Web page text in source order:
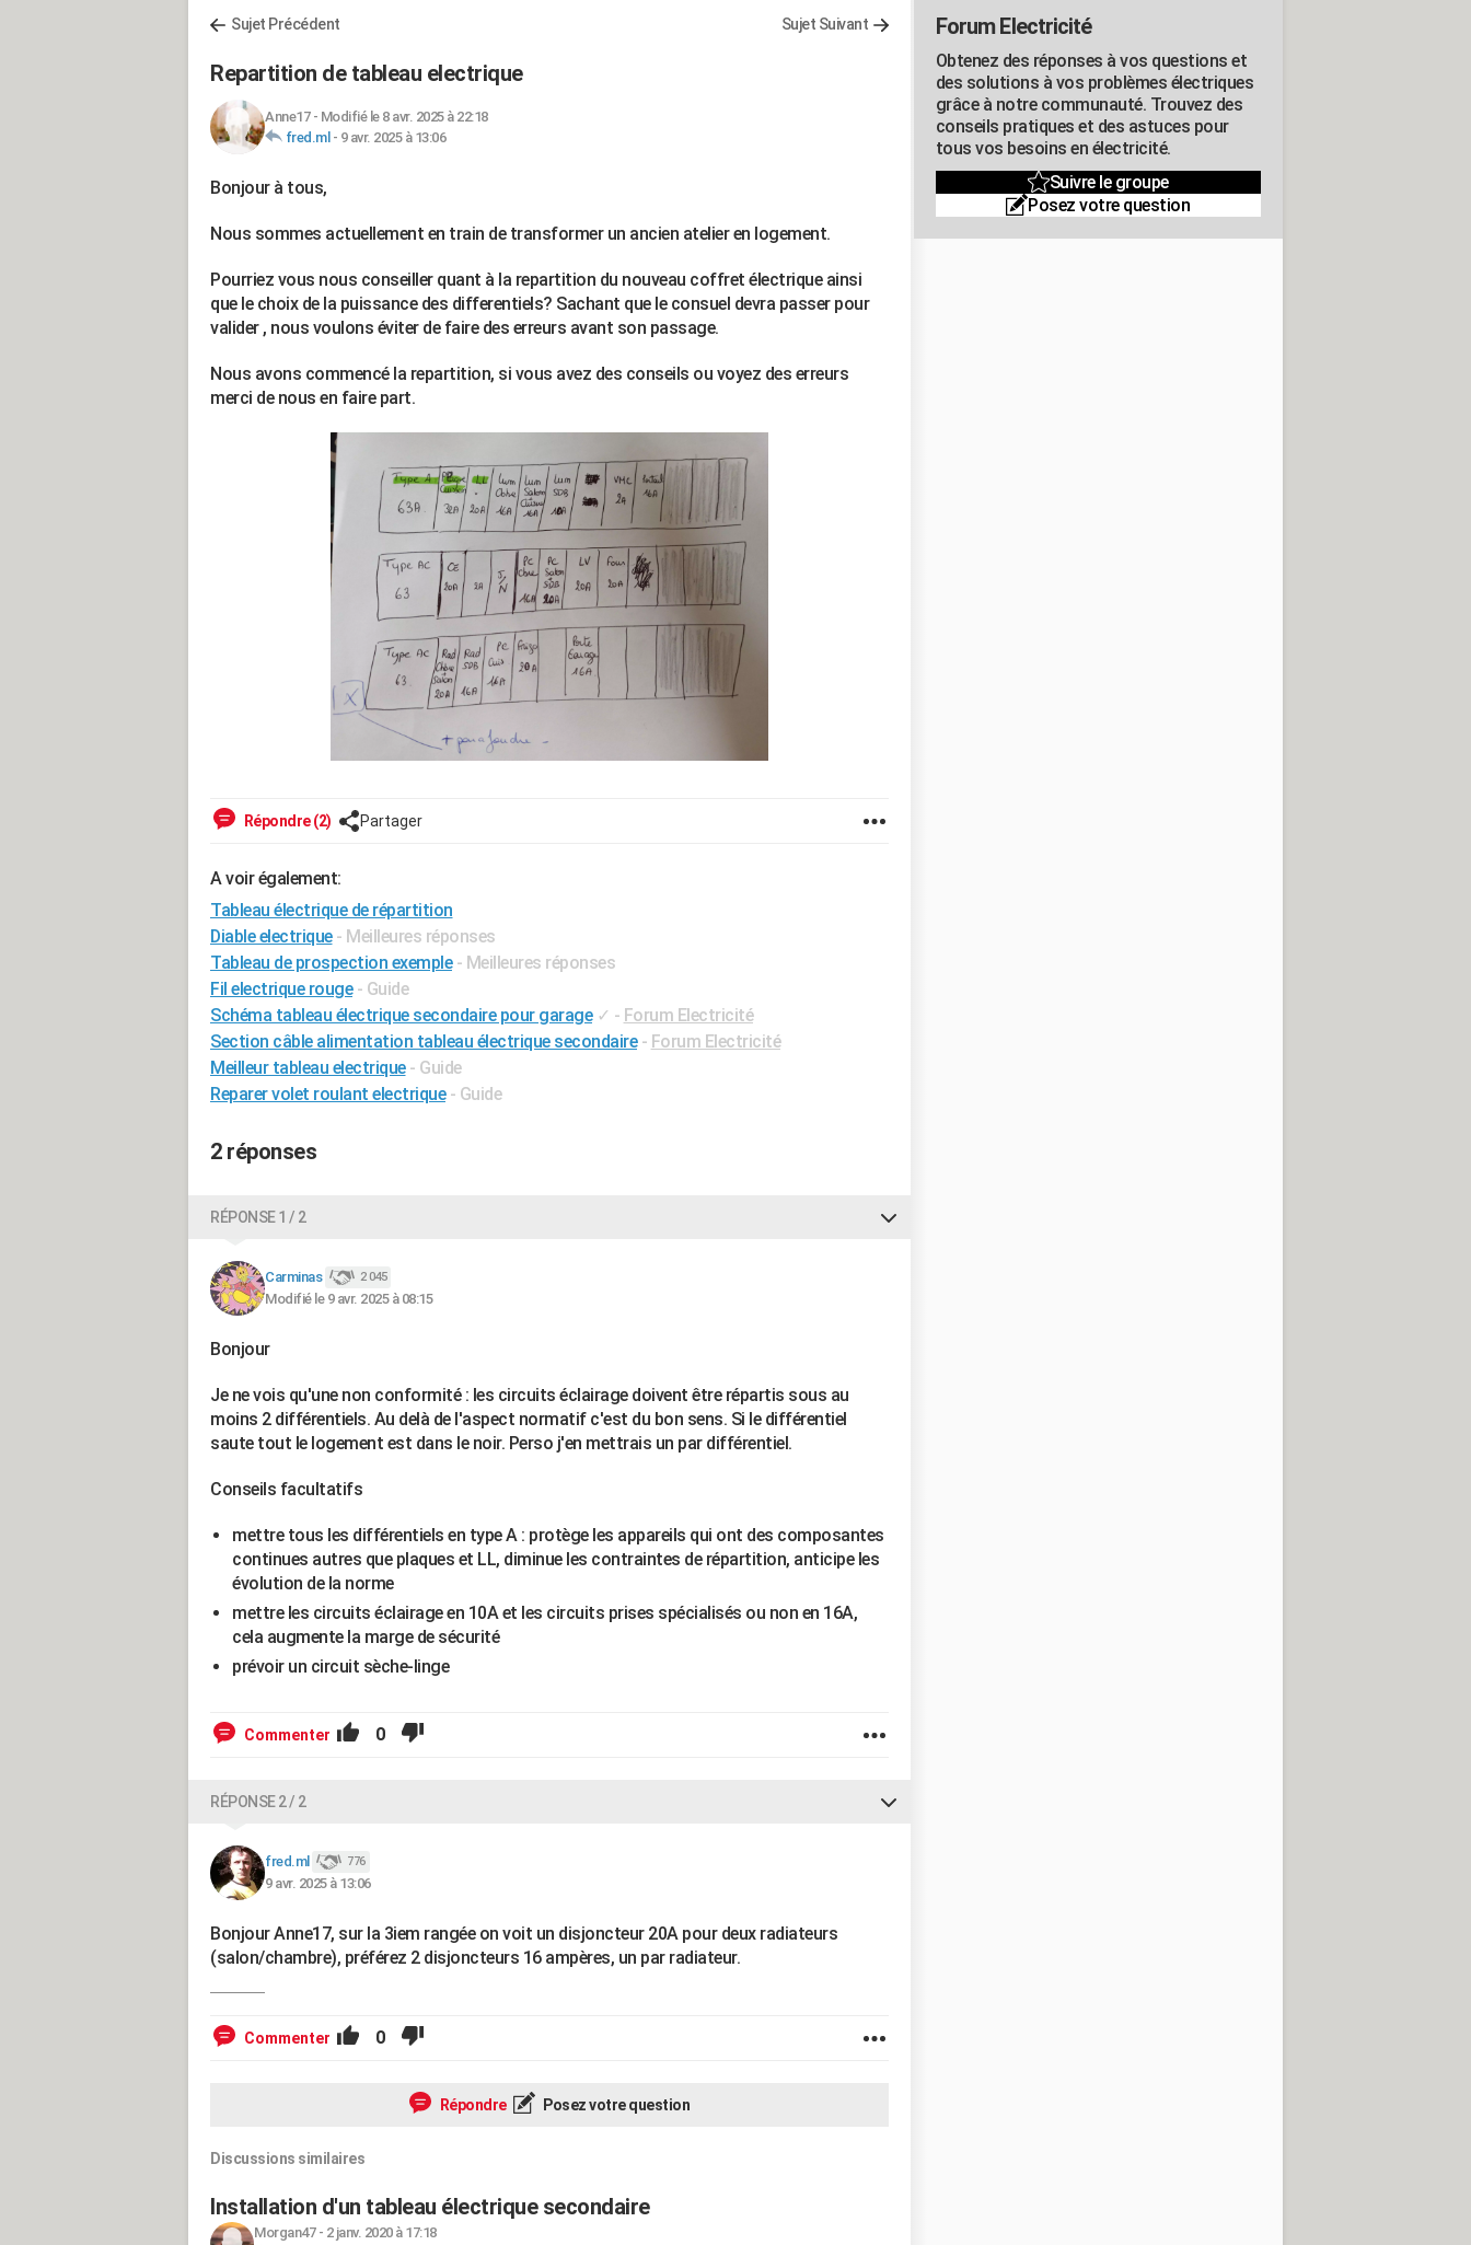
Sujet Précédent Sujet Suivant
Repartition de tableau electrique
Anne17- Modifié le 8 avr. 2025 à 22:18
fred.ml - 9 avr. 2025 à 13:06
Bonjour à tous,
Nous sommes actuellement en train de transformer un ancien atelier en logement.
Pourriez vous nous conseiller quant à la repartition du nouveau coffret électrique ainsi
que le choix de la puissance des differentiels? Sachant que le consuel devra passer pour
valider , nous voulons éviter de faire des erreurs avant son passage.
Nous avons commencé la repartition, si vous avez des conseils ou voyez des erreurs
merci de nous en faire part.
Répondre (2) Partager
A voir également:
Tableau électrique de répartition
Diable electrique - Meilleures réponses
Tableau de prospection exemple - Meilleures réponses
Fil electrique rouge - Guide
Schéma tableau électrique secondaire pour garage ✓ - Forum Electricité
Section câble alimentation tableau électrique secondaire - Forum Electricité
Meilleur tableau electrique - Guide
Reparer volet roulant electrique - Guide
2 réponses
RÉPONSE 1 / 2
Carminas 2 045
Modifié le 9 avr. 2025 à 08:15
Bonjour
Je ne vois qu'une non conformité : les circuits éclairage doivent être répartis sous au
moins 2 différentiels. Au delà de l'aspect normatif c'est du bon sens. Si le différentiel
saute tout le logement est dans le noir. Perso j'en mettrais un par différentiel.
Conseils facultatifs
mettre tous les différentiels en type A : protège les appareils qui ont des composantes
continues autres que plaques et LL, diminue les contraintes de répartition, anticipe les
évolution de la norme
mettre les circuits éclairage en 10A et les circuits prises spécialisés ou non en 16A,
cela augmente la marge de sécurité
prévoir un circuit sèche-linge
Commenter 0
RÉPONSE 2 / 2
fred.ml 776
9 avr. 2025 à 13:06
Bonjour Anne17, sur la 3iem rangée on voit un disjoncteur 20A pour deux radiateurs
(salon/chambre), préférez 2 disjoncteurs 16 ampères, un par radiateur.
Commenter 0
Répondre Posez votre question
Discussions similaires
Installation d'un tableau électrique secondaire
Morgan47- 2 janv. 2020 à 17:18
Forum Electricité
Obtenez des réponses à vos questions et
des solutions à vos problèmes électriques
grâce à notre communauté. Trouvez des
conseils pratiques et des astuces pour
tous vos besoins en électricité.
Suivre le groupe
Posez votre question